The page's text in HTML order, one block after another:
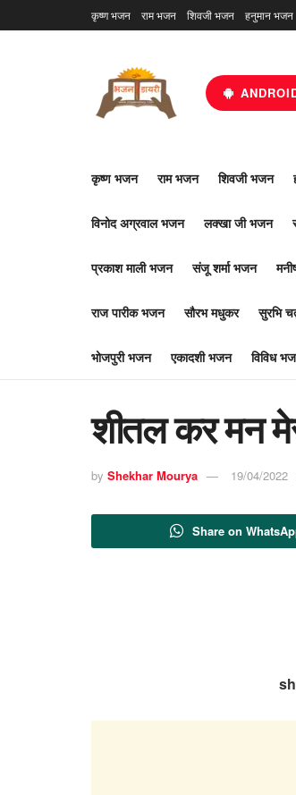
कृष्ण भजन राम भजन शिवजी भजन हनुमान भजन
कृष्ण भजन राम भजन शिवजी भजन
विनोद अग्रवाल भजन लक्खा जी भजन
प्रकाश माली भजन संजू शर्मा भजन
राज पारीक भजन सौरभ मधुकर सुरभि
भोजपुरी भजन एकादशी भजन विविध
शीतल कर मन
by Shekhar Mourya 19/04/2022
Share on